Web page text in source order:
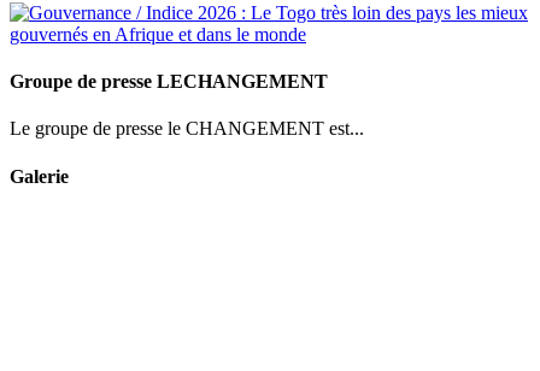
Groupe de presse LECHANGEMENT
Le groupe de presse le CHANGEMENT est...
Galerie